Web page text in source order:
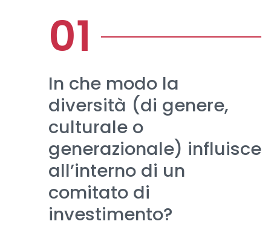
In che modo la
diversità (di genere,
culturale o
generazionale) influisce
all’interno di un
comitato di
investimento?